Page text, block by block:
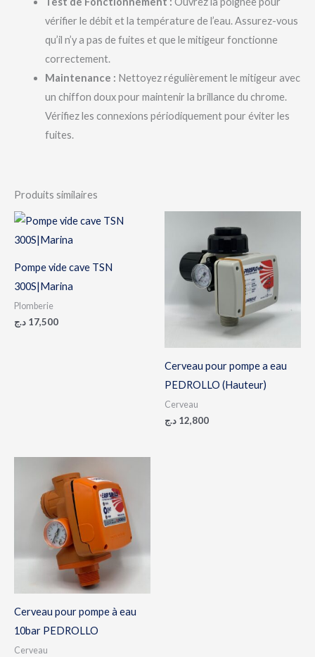
vérifier le débit et la température de l’eau. Assurez-vous
qu’il n’y a pas de fuites et que le mitigeur fonctionne
correctement.
Maintenance : Nettoyez régulièrement le mitigeur avec
un chiffon doux pour maintenir la brillance du chrome.
Vérifiez les connexions périodiquement pour éviter les
fuites.
Produits similaires
Pompe vide cave TSN
300S|Marina
Plomberie
17,500 د.ج
Cerveau pour pompe a eau
PEDROLLO (Hauteur)
Cerveau
12,800 د.ج
Cerveau pour pompe à eau
10bar PEDROLLO
Cerveau